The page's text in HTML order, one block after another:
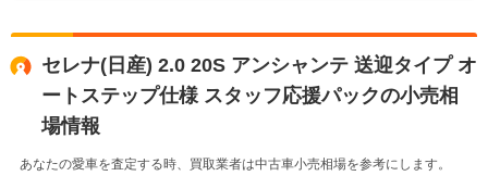
セレナ(日産) 2.0 20S アンシャンテ 送迎タイプ オ
ートステップ仕様 スタッフ応援パックの小売相
場情報
あなたの愛車を査定する時、買取業者は中古車小売相場を参考にします。